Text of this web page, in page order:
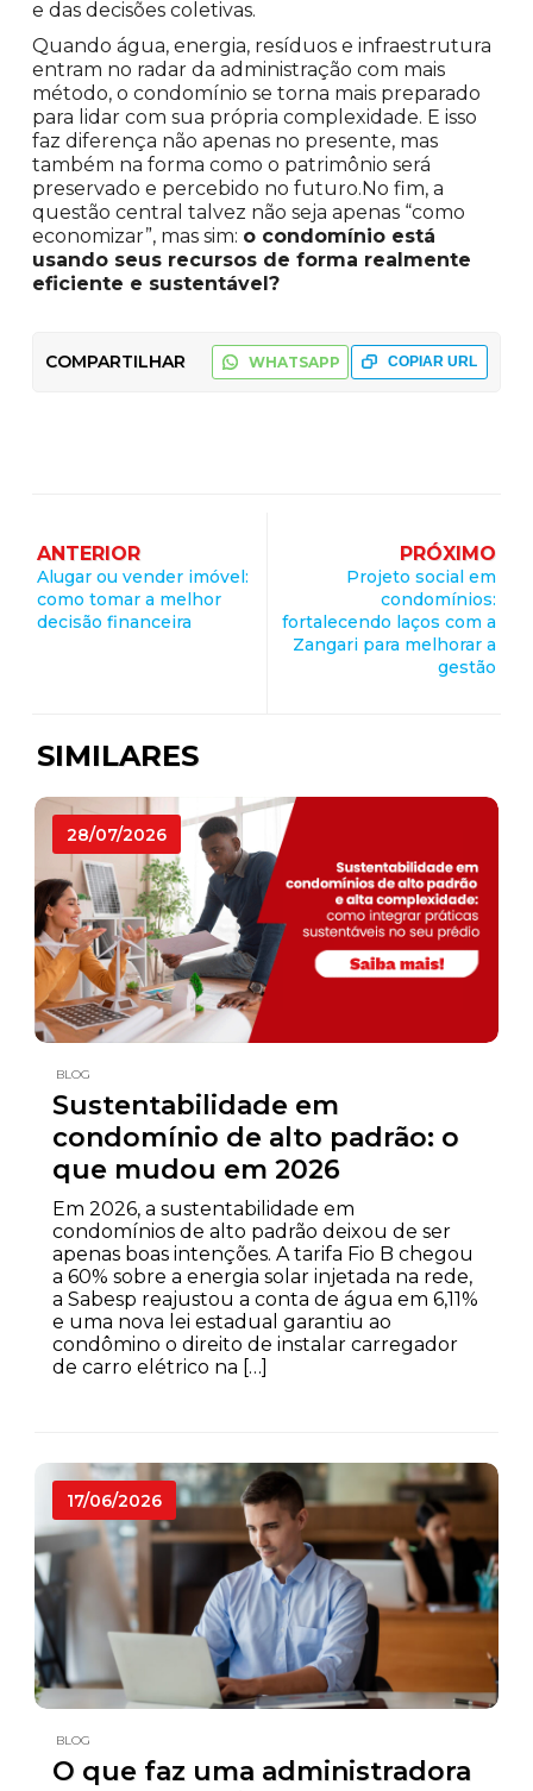
e das decisões coletivas.
Quando água, energia, resíduos e infraestrutura
entram no radar da administração com mais
método, o condomínio se torna mais preparado
para lidar com sua própria complexidade. E isso
faz diferença não apenas no presente, mas
também na forma como o patrimônio será
preservado e percebido no futuro.No fim, a
questão central talvez não seja apenas “como
economizar”, mas sim: o condomínio está
usando seus recursos de forma realmente
eficiente e sustentável?
COMPARTILHAR COPIAR URL
WHATSAPP
ANTERIOR
Alugar ou vender imóvel:
como tomar a melhor
decisão financeira
PRÓXIMO
Projeto social em
condomínios:
fortalecendo laços com a
Zangari para melhorar a
gestão
SIMILARES
28/07/2026
BLOG
Sustentabilidade em
condomínio de alto padrão: o
que mudou em 2026
Em 2026, a sustentabilidade em
condomínios de alto padrão deixou de ser
apenas boas intenções. A tarifa Fio B chegou
a 60% sobre a energia solar injetada na rede,
a Sabesp reajustou a conta de água em 6,11%
e uma nova lei estadual garantiu ao
condômino o direito de instalar carregador
de carro elétrico na […]
17/06/2026
BLOG
O que faz uma administradora